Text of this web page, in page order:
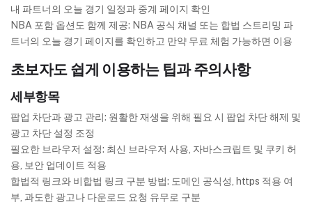
내 파트너의 오늘 경기 일정과 중계 페이지 확인
NBA 포함 옵션도 함께 제공: NBA 공식 채널 또는 합법 스트리밍 파
트너의 오늘 경기 페이지를 확인하고 만약 무료 체험 가능하면 이용
초보자도 쉽게 이용하는 팁과 주의사항
세부항목
팝업 차단과 광고 관리: 원활한 재생을 위해 필요 시 팝업 차단 해제 및
광고 차단 설정 조정
필요한 브라우저 설정: 최신 브라우저 사용, 자바스크립트 및 쿠키 허
용, 보안 업데이트 적용
합법적 링크와 비합법 링크 구분 방법: 도메인 공식성, https 적용 여
부, 과도한 광고나 다운로드 요청 유무로 구분